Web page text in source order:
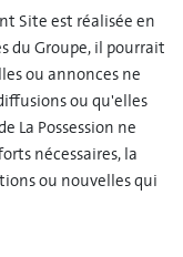
Site est réalisée en
du Groupe, il pourrait
ou annonces ne
ou qu'elles
La Possession ne
nécessaires, la
ou nouvelles qui